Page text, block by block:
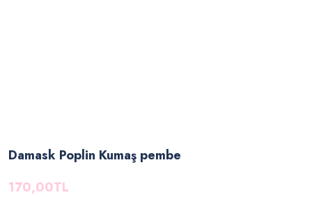
Damask Poplin Kumaş pembe
170,00TL